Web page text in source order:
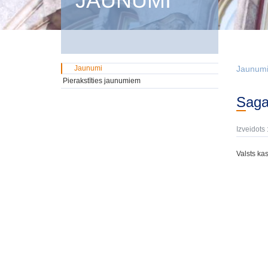
Jaunumi
Izveidots
Valsts
Jaunumi
Pierakstīties jaunumiem